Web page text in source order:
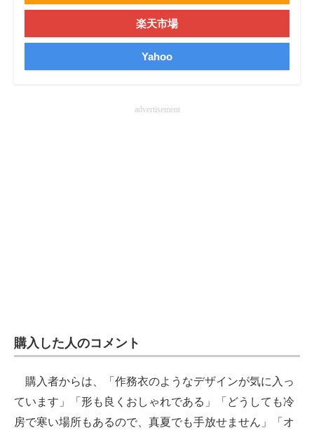
楽天市場
Yahoo
advertisement
購入した人のコメント
購入者からは、「作務衣のようなデザインが気に入っ
ています」「形も良くおしゃれである」「どうしても冷
房で寒い場所もあるので、真夏でも手放せません」「オ